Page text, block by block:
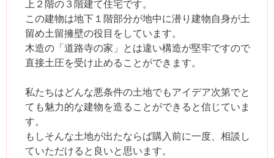
上２階の３階建て住宅です。
この建物は地下１階部分が地中に潜り建物自身が土
留め土留擁壁の役目をしています。
木造の「道路寺の家」とは違い構造が堅牢ですので
直接土圧を受け止めることができます。
私たちはどんな悪条件の土地でもアイデア次第でと
ても魅力的な建物を造ることができると信じていま
す。
もしそんな土地が出たならば購入前に一度、相談し
ていただけると良いと思います。